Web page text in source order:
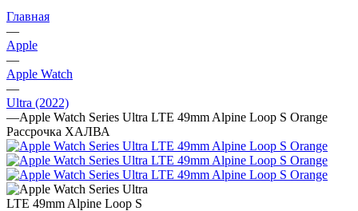
Главная
—
Apple
—
Apple Watch
—
Ultra (2022)
—Apple Watch Series Ultra LTE 49mm Alpine Loop S Orange
Рассрочка ХАЛВА